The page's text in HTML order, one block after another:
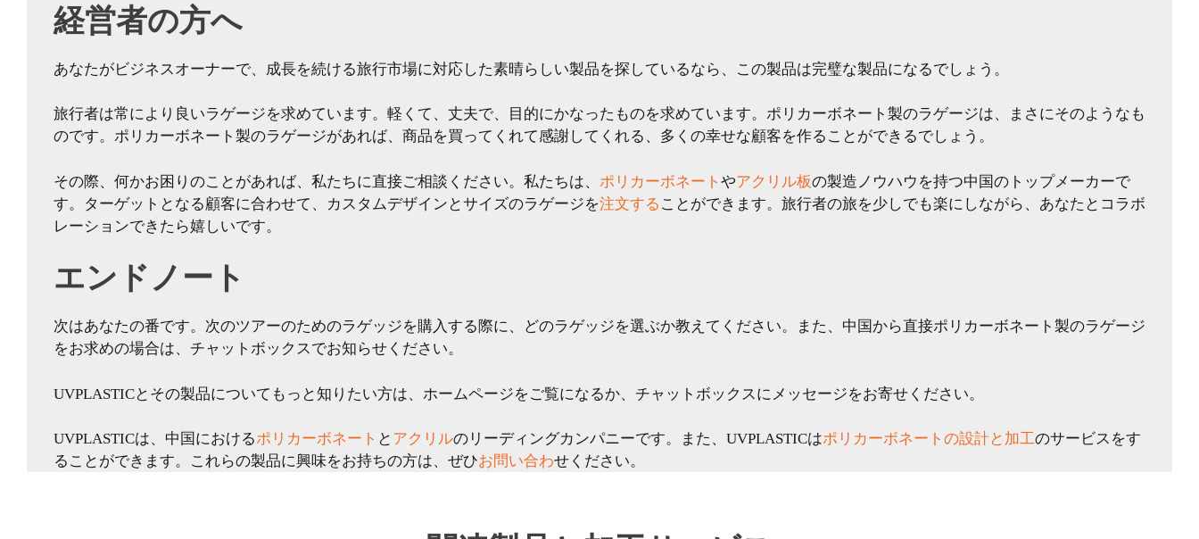
経営者の方へ
あなたがビジネスオーナーで、成長を続ける旅行市場に対応した素晴らしい製品を探しているなら、この製品は完璧な製品になるでしょう。
旅行者は常により良いラゲージを求めています。軽くて、丈夫で、目的にかなったものを求めています。ポリカーボネート製のラゲージは、まさにそのようなも
のです。ポリカーボネート製のラゲージがあれば、商品を買ってくれて感謝してくれる、多くの幸せな顧客を作ることができるでしょう。
その際、何かお困りのことがあれば、私たちに直接ご相談ください。私たちは、 ポリカーボネート やアクリル板の製造ノウハウを持つ中国のトップメーカーで
す。ターゲットとなる顧客に合わせて、カスタムデザインとサイズのラゲージを注文する ことができます。旅行者の旅を少しでも楽にしながら、あなたとコラボ
レーションできたら嬉しいです。
エンドノート
次はあなたの番です。次のツアーのためのラゲッジを購入する際に、どのラゲッジを選ぶか教えてください。また、中国から直接ポリカーボネート製のラゲージ
をお求めの場合は、チャットボックスでお知らせください。
UVPLASTICとその製品についてもっと知りたい方は、ホームページをご覧になるか、チャットボックスにメッセージをお寄せください。
UVPLASTICは、中国におけるポリカーボネート と アクリルのリーディングカンパニーです。また、UVPLASTICはポリカーボネートの設計と加工のサービスをす
ることができます。これらの製品に興味をお持ちの方は、ぜひお問い合わせください。